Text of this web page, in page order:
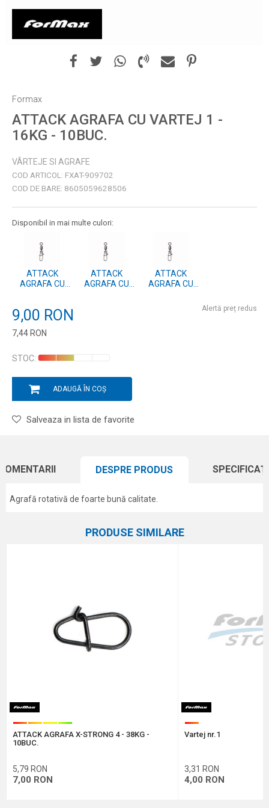
Formax
ATTACK AGRAFA CU VARTEJ 1 -
16KG - 10BUC.
VÂRTEJE SI AGRAFE
COD ARTICOL: FXAT-909702
COD DE BARE: 8605059628506
Disponibil in mai multe culori:
ATTACK
AGRAFA CU
ATTACK
AGRAFA CU
ATTACK
AGRAFA CU
9,00 RON
7,44 RON
Alertă preț redus
STOC:
ADAUGĂ ÎN COȘ
Salveaza in lista de favorite
DESPRE PRODUS
Agrafă rotativă de foarte bună calitate.
Vârteje si agrafe
PRODUSE SIMILARE
ATTACK AGRAFA X-STRONG 4 - 38KG -
10BUC.
5,79 RON
7,00 RON
Vartej nr.1
3,31 RON
4,00 RON